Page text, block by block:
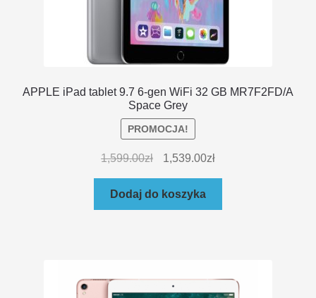
APPLE iPad tablet 9.7 6-gen WiFi 32 GB MR7F2FD/A
Space Grey
PROMOCJA!
1,599.00zł 1,539.00zł
Dodaj do koszyka